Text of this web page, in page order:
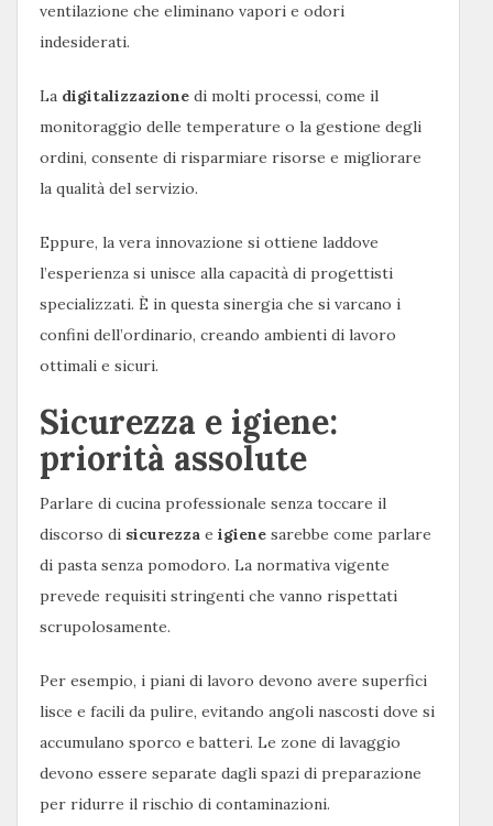
ventilazione che eliminano vapori e odori
indesiderati.
La digitalizzazione di molti processi, come il
monitoraggio delle temperature o la gestione degli
ordini, consente di risparmiare risorse e migliorare
la qualità del servizio.
Eppure, la vera innovazione si ottiene laddove
l’esperienza si unisce alla capacità di progettisti
specializzati. È in questa sinergia che si varcano i
confini dell’ordinario, creando ambienti di lavoro
ottimali e sicuri.
Sicurezza e igiene:
priorità assolute
Parlare di cucina professionale senza toccare il
discorso di sicurezza e igiene sarebbe come parlare
di pasta senza pomodoro. La normativa vigente
prevede requisiti stringenti che vanno rispettati
scrupolosamente.
Per esempio, i piani di lavoro devono avere superfici
lisce e facili da pulire, evitando angoli nascosti dove si
accumulano sporco e batteri. Le zone di lavaggio
devono essere separate dagli spazi di preparazione
per ridurre il rischio di contaminazioni.